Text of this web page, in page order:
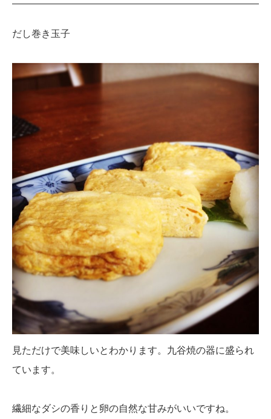
だし巻き玉子
見ただけで美味しいとわかります。九谷焼の器に盛られ
ています。
繊細なダシの香りと卵の自然な甘みがいいですね。